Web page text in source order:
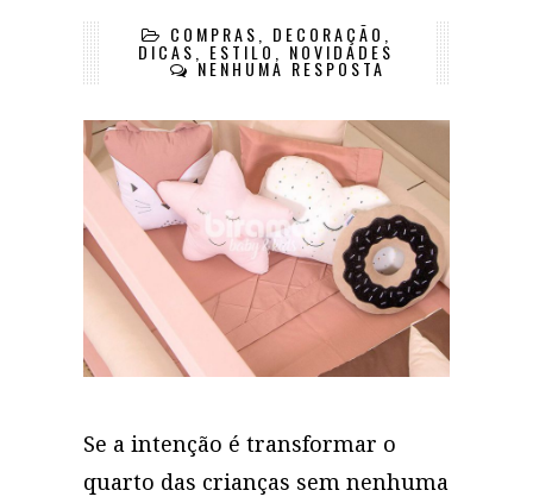
COMPRAS DECORAÇÃO
DICAS ESTILO NOVIDADES
NENHUMA RESPOSTA
Se a intenção é transformar o
quarto das crianças sem nenhuma